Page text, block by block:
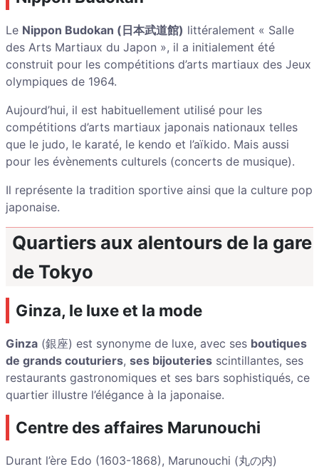
Le Nippon Budokan (日本武道館) littéralement « Salle
des Arts Martiaux du Japon », il a initialement été
construit pour les compétitions d’arts martiaux des Jeux
olympiques de 1964.
Aujourd’hui, il est habituellement utilisé pour les
compétitions d’arts martiaux japonais nationaux telles
que le judo, le karaté, le kendo et l’aïkido. Mais aussi
pour les évènements culturels (concerts de musique).
Il représente la tradition sportive ainsi que la culture pop
japonaise.
Quartiers aux alentours de la gare
de Tokyo
Ginza, le luxe et la mode
Ginza (銀座) est synonyme de luxe, avec ses boutiques
de grands couturiers, ses bijouteries scintillantes, ses
restaurants gastronomiques et ses bars sophistiqués, ce
quartier illustre l’élégance à la japonaise.
Centre des affaires Marunouchi
Durant l’ère Edo (1603-1868), Marunouchi (丸の内)